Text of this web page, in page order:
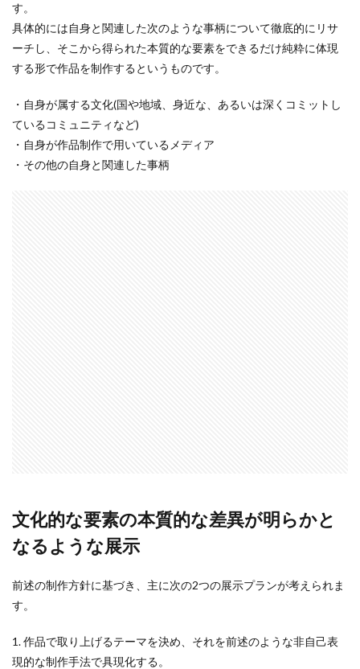
す。
具体的には自身と関連した次のような事柄について徹底的にリサ
ーチし、そこから得られた本質的な要素をできるだけ純粋に体現
する形で作品を制作するというものです。
・自身が属する文化(国や地域、身近な、あるいは深くコミットし
ているコミュニティなど)
・自身が作品制作で用いているメディア
・その他の自身と関連した事柄
文化的な要素の本質的な差異が明らかと
なるような展示
前述の制作方針に基づき、主に次の2つの展示プランが考えられま
す。
1. 作品で取り上げるテーマを決め、それを前述のような非自己表
現的な制作手法で具現化する。